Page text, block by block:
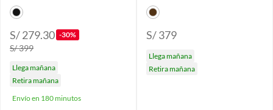
S/ 279.30 -30%
S/ 399
Llega mañana
Retira mañana
Envío en 180 minutos
S/ 379
Llega mañana
Retira mañana